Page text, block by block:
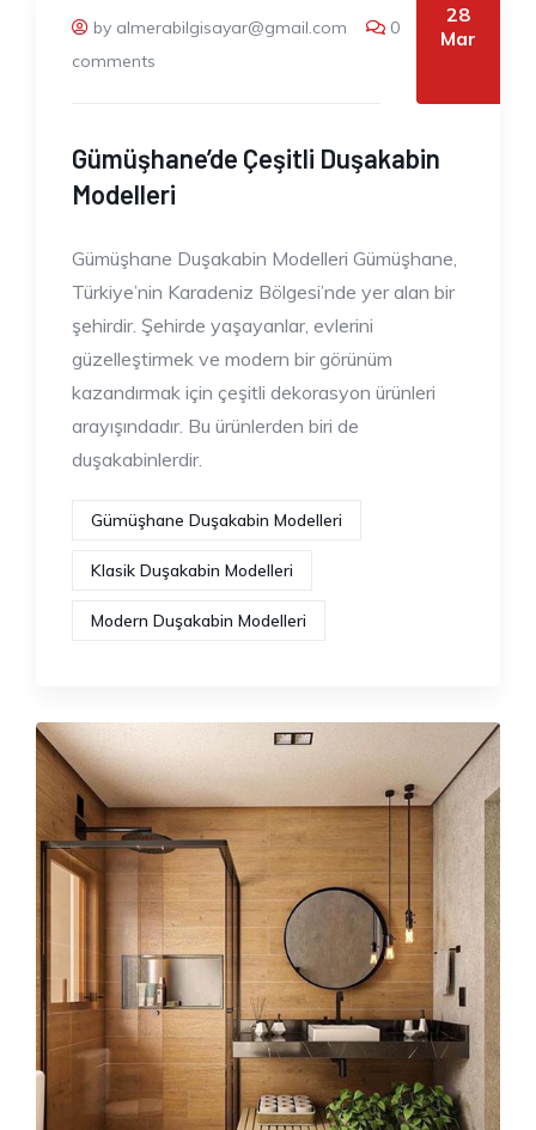
by almerabilgisayar@gmail.com
0
comments
28
Mar
Gümüşhane’de Çeşitli Duşakabin
Modelleri
Gümüşhane Duşakabin Modelleri Gümüşhane,
Türkiye’nin Karadeniz Bölgesi’nde yer alan bir
şehirdir. Şehirde yaşayanlar, evlerini
güzelleştirmek ve modern bir görünüm
kazandırmak için çeşitli dekorasyon ürünleri
arayışındadır. Bu ürünlerden biri de
duşakabinlerdir.
Gümüşhane Duşakabin Modelleri
Klasik Duşakabin Modelleri
Modern Duşakabin Modelleri